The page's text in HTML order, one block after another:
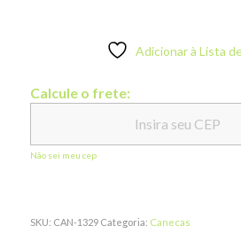
Adicionar à Lista
Calcule o frete:
Não sei meu cep
SKU: CAN-1329 Categoria: Canecas